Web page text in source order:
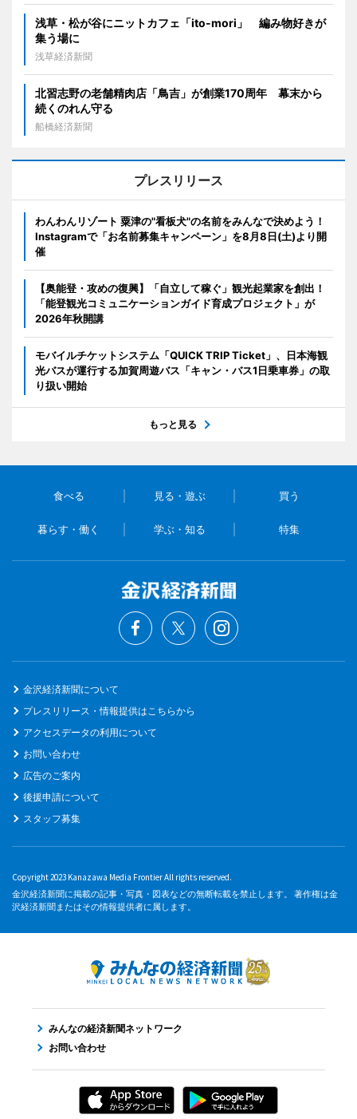
浅草・松が谷にニットカフェ「ito-mori」 編み物好きが
集う場に
浅草経済新聞
北習志野の老舗精肉店「鳥吉」が創業170周年 幕末から
続くのれん守る
船橋経済新聞
プレスリリース
わんわんリゾート 粟津の"看板犬"の名前をみんなで決めよう！
Instagramで「お名前募集キャンペーン」を8月8日(土)より開
催
【奥能登・攻めの復興】「自立して稼ぐ」観光起業家を創出！
「能登観光コミュニケーションガイド育成プロジェクト」が
2026年秋開講
モバイルチケットシステム「QUICK TRIP Ticket」、日本海観
光バスが運行する加賀周遊バス「キャン・バス1日乗車券」の取
り扱い開始
もっと見る
食べる 見る・遊ぶ 買う
暮らす・働く 学ぶ・知る 特集
金沢経済新聞について
プレスリリース・情報提供はこちらから
アクセスデータの利用について
お問い合わせ
広告のご案内
後援申請について
スタッフ募集
Copyright 2023 Kanazawa Media Frontier All rights reserved.
金沢経済新聞に掲載の記事・写真・図表などの無断転載を禁止します。 著作権は金
沢経済新聞またはその情報提供者に属します。
みんなの経済新聞ネットワーク
お問い合わせ